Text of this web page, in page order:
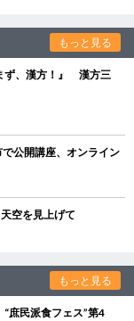
もっと見る
ず、漢方！』 漢方三
公開講座、オンライン
空を見上げて
もっと見る
庶民派食フェス”第4